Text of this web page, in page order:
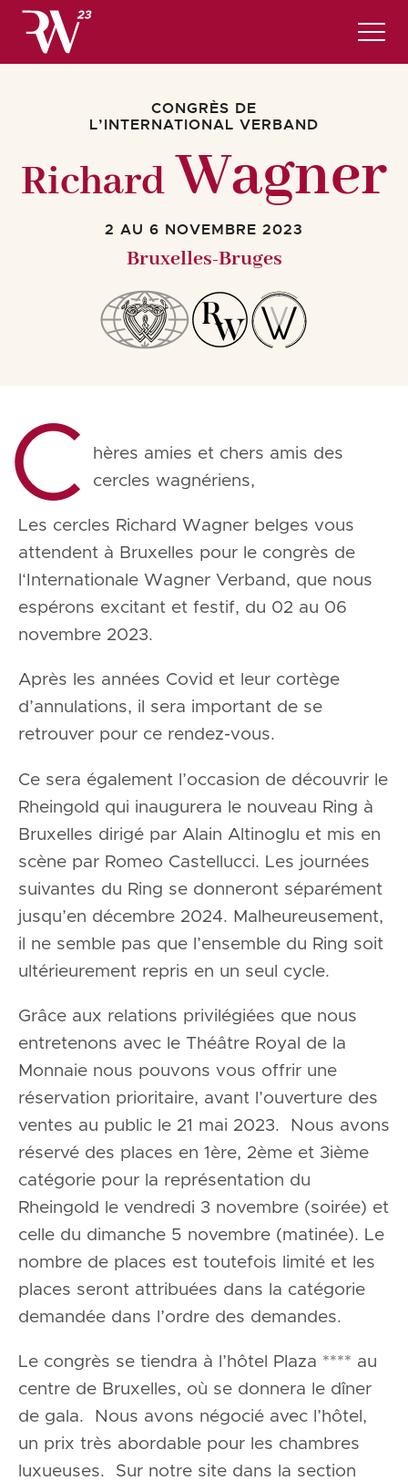
Infos pratiques et hôtels
Français
CONGRÈS DE
L’INTERNATIONAL VERBAND
Richard Wagner
2 AU 6 NOVEMBRE 2023
Bruxelles-Bruges
C
hères amies et chers amis des
cercles wagnériens,
Les cercles Richard Wagner belges vous
attendent à Bruxelles pour le congrès de
l‘Internationale Wagner Verband, que nous
espérons excitant et festif, du 02 au 06
novembre 2023.
Après les années Covid et leur cortège
d’annulations, il sera important de se
retrouver pour ce rendez-vous.
Ce sera également l’occasion de découvrir le
Rheingold qui inaugurera le nouveau Ring à
Bruxelles dirigé par Alain Altinoglu et mis en
scène par Romeo Castellucci. Les journées
suivantes du Ring se donneront séparément
jusqu’en décembre 2024. Malheureusement,
il ne semble pas que l’ensemble du Ring soit
ultérieurement repris en un seul cycle.
Grâce aux relations privilégiées que nous
entretenons avec le Théâtre Royal de la
Monnaie nous pouvons vous offrir une
réservation prioritaire, avant l’ouverture des
ventes au public le 21 mai 2023. Nous avons
réservé des places en 1ère, 2ème et 3ième
catégorie pour la représentation du
Rheingold le vendredi 3 novembre (soirée) et
celle du dimanche 5 novembre (matinée). Le
nombre de places est toutefois limité et les
places seront attribuées dans la catégorie
demandée dans l’ordre des demandes.
Le congrès se tiendra à l’hôtel Plaza **** au
centre de Bruxelles, où se donnera le dîner
de gala. Nous avons négocié avec l’hôtel,
un prix très abordable pour les chambres
luxueuses. Sur notre site dans la section